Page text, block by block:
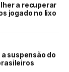
a recuperar
jogado no lixo
suspensão do